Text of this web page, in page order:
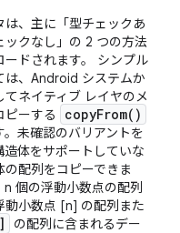
は、主に「型チェックあ
ックなし」の 2 つの方法
ードされます。 シンプル
は、Android システムか
てネイティブ レイヤのメ
ピーする
copyFrom()
。未確認のバリアントを
造体をサポートしていな
の配列をコピーできま
個の浮動小数点の配列
動小数点 [n] の配列また
の配列に含まれるデー